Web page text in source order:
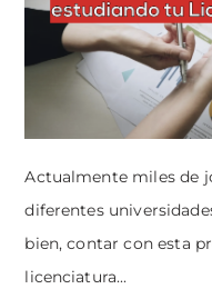
Actualmente miles de
diferentes
bien, contar con esta
licenciatura...